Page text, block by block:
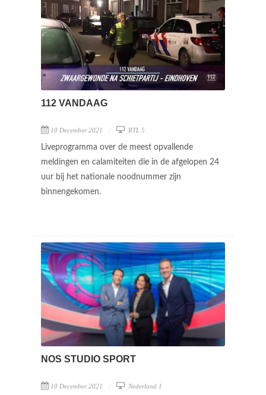
112 VANDAAG
10 December 2021 RTL 5
Liveprogramma over de meest opvallende
meldingen en calamiteiten die in de afgelopen 24
uur bij het nationale noodnummer zijn
binnengekomen.
NOS STUDIO SPORT
10 December 2021 Nederland 1